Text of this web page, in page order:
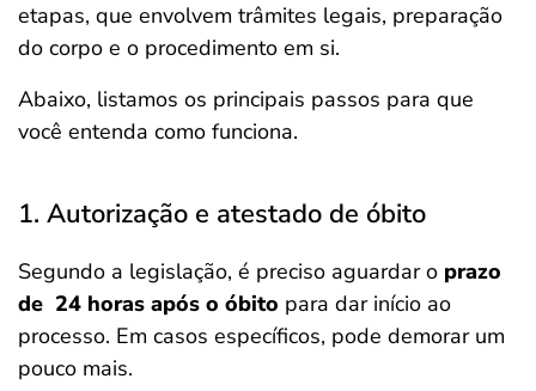
etapas, que envolvem trâmites legais, preparação
do corpo e o procedimento em si.
Abaixo, listamos os principais passos para que
você entenda como funciona.
1. Autorização e atestado de óbito
Segundo a legislação, é preciso aguardar o prazo
de 24 horas após o óbito para dar início ao
processo. Em casos específicos, pode demorar um
pouco mais.